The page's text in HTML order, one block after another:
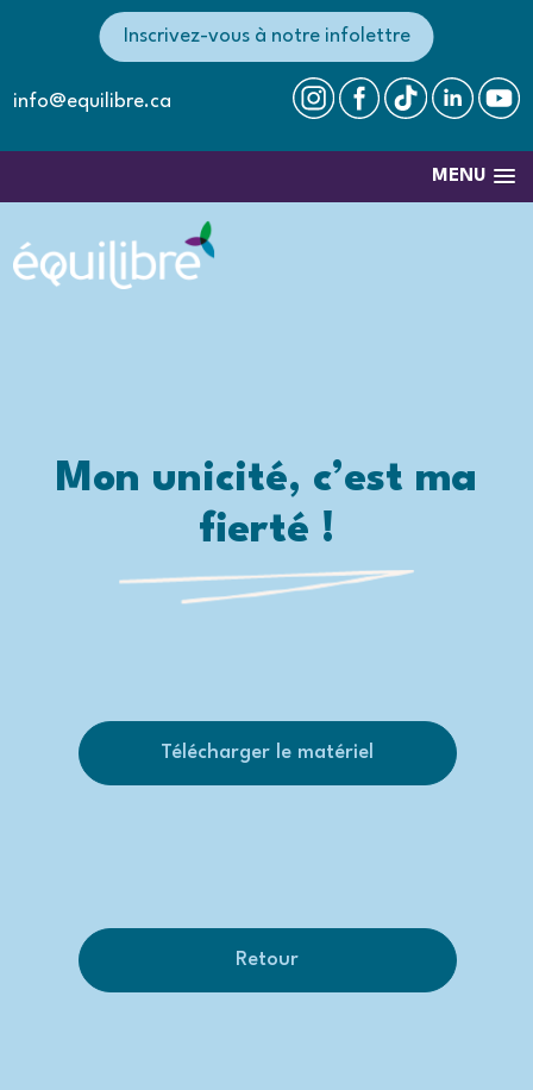
info@equilibre.ca
Inscrivez-vous à notre infolettre
MENU
Mon unicité, c’est ma
fierté !
Télécharger le matériel
Retour